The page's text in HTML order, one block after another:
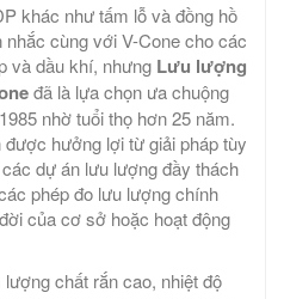
khác như tấm lỗ và đồng hồ
cùng với V-Cone cho các
và dầu khí, nhưng Lưu lượng
đã là lựa chọn ưa chuộng
nhờ tuổi thọ hơn 25 năm.
hưởng lợi từ giải pháp tùy
dự án lưu lượng đầy thách
phép đo lưu lượng chính
của cơ sở hoặc hoạt động
chất rắn cao, nhiệt độ